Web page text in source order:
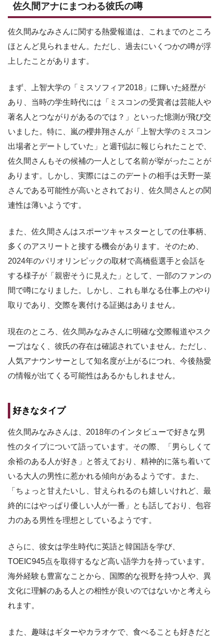
佐久間アナにまつわる彼氏の噂
佐久間みなみさんに関する熱愛報道は、これまでのところ
ほとんど見られません。ただし、過去にいくつかの噂が浮
上したことがあります。
まず、上智大学の「ミスソフィア2018」に輝いた経歴が
あり、当時の学生時代には「ミスコンの受賞者は芸能人や
著名人とつながりがあるのでは？」といった憶測が飛び交
いました。特に、嵐の櫻井翔さんが「上智大学のミスコン
出場者とデートしていた」と週刊誌に報じられたことで、
佐久間さんもその候補の一人として名前が挙がったことが
あります。しかし、実際にはこのデートの相手は天野一菜
さんである可能性が高いとされており、佐久間さんとの関
連性は薄いようです。
また、佐久間さんはスポーツキャスターとしての仕事柄、
多くのアスリートと接する機会があります。そのため、
2024年のパリオリンピックの取材で高橋藍選手と会話を
する様子が「親密そうに見えた」として、一部のファンの
間で噂になりました。しかし、これも単なる仕事上のやり
取りであり、交際を裏付ける証拠はありません。
現在のところ、佐久間みなみさんに明確な交際報道やスク
ープはなく、彼氏の存在は確認されていません。ただし、
人気アナウンサーとして知名度が上がるにつれ、今後熱愛
の情報が出てくる可能性はあるかもしれません。
好きなタイプ
佐久間みなみさんは、2018年のインタビューで好きな男
性のタイプについて語っています。その際、「男らしくて
余裕のある人が好き」と答えており、精神的に落ち着いて
いる大人の男性に惹かれる傾向があるようです。また、
「ちょっと甘えたいし、甘えられるのも嬉しいけれど、最
終的にはやっぱり優しい人が一番」とも話しており、包容
力のある男性を理想としているようです。
さらに、彼女は学生時代に英語と韓国語を学び、
TOEIC945点を取得するなど高い語学力を持っています。
海外経験も豊富なことから、国際的な視野を持つ人や、異
文化に理解のある人との相性が良いのではないかと考えら
れます。
また、趣味はギターやカラオケで、食べることも好きだと